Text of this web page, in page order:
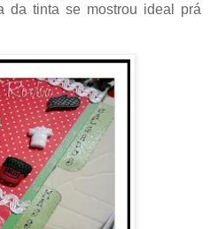
da tinta se mostrou ideal prá